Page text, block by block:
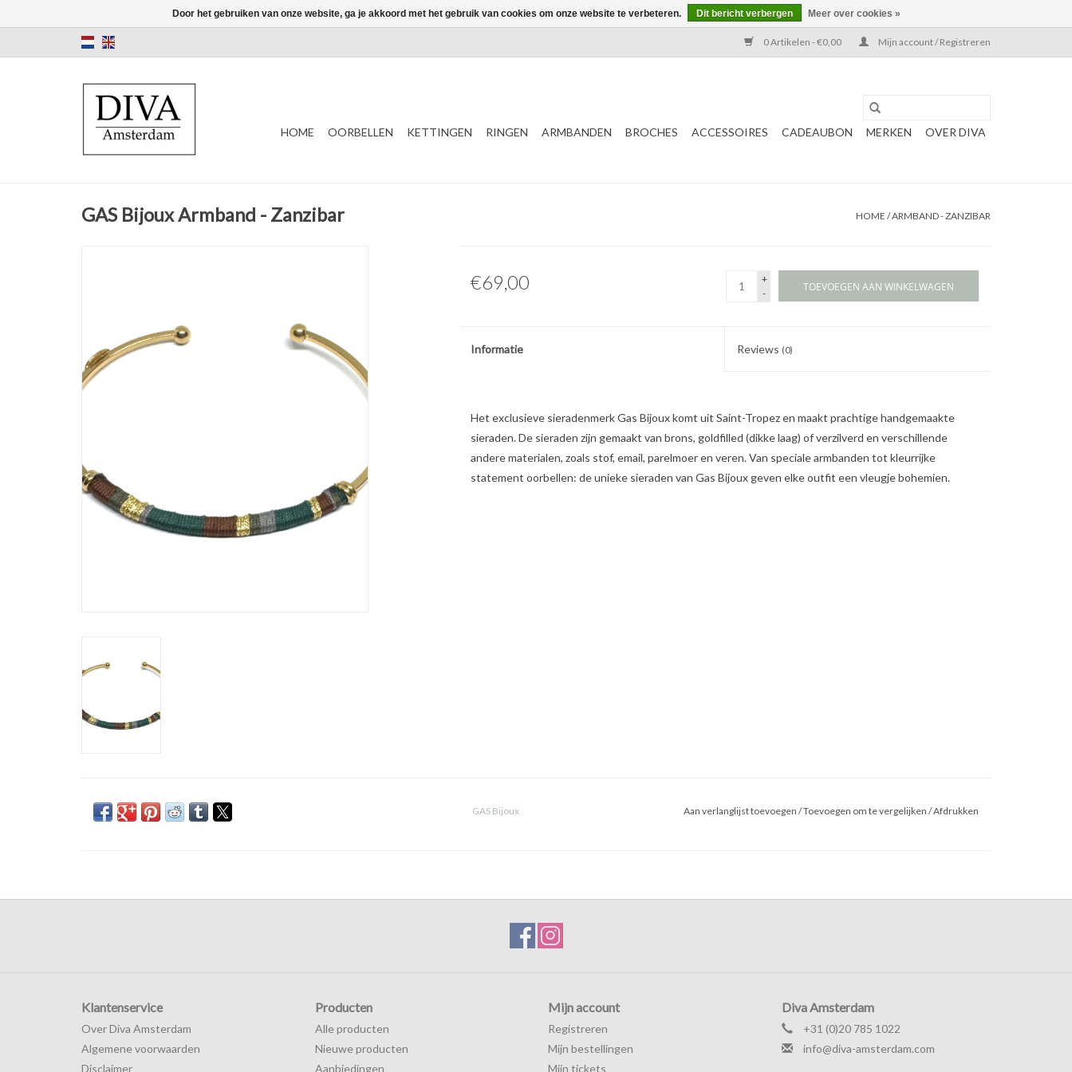
0 Artikelen - €0,00 Mijn account / Registreren
HOME OORBELLEN KETTINGEN RINGEN ARMBANDEN BROCHES ACCESSOIRES CADEAUBON MERKEN OVER DIVA
GAS Bijoux Armband - Zanzibar HOME /ARMBAND - ZANZIBAR
€69,00
+
-
TOEVOEGEN AAN WINKELWAGEN
Informatie Reviews (0)
Het exclusieve sieradenmerk Gas Bijoux komt uit Saint-Tropez en maakt prachtige handgemaakte
sieraden. De sieraden zijn gemaakt van brons, goldfilled (dikke laag) of verzilverd en verschillende
andere materialen, zoals stof, email, parelmoer en veren. Van speciale armbanden tot kleurrijke
statement oorbellen: de unieke sieraden van Gas Bijoux geven elke outfit een vleugje bohemien.
GAS Bijoux Aan verlanglijst toevoegen /Toevoegen om te vergelijken /Afdrukken
Klantenservice
Over Diva Amsterdam
Algemene voorwaarden
Disclaimer
Producten
Alle producten
Nieuwe producten
Aanbiedingen
Mijn account
Registreren
Mijn bestellingen
Mijn tickets
Diva Amsterdam
+31 (0)20 785 1022
info@diva-amsterdam.com
Door het gebruiken van onze website, ga je akkoord met het gebruik van cookies om onze website te verbeteren. Dit bericht verbergen Meer over cookies »